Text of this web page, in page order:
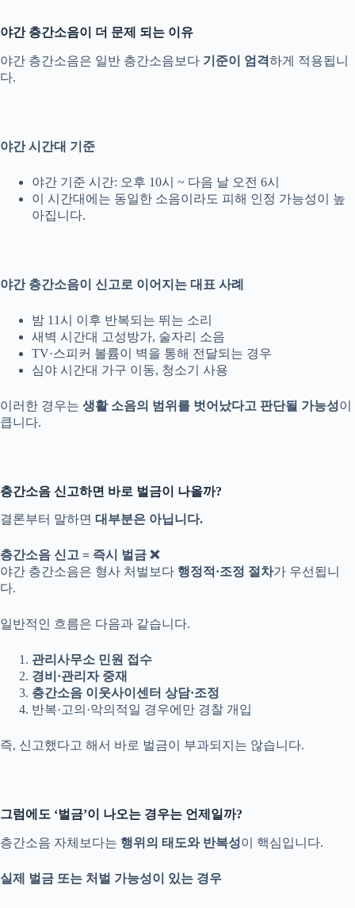
야간 층간소음이 더 문제 되는 이유
야간 층간소음은 일반 층간소음보다 기준이 엄격하게 적용됩니
다.
야간 시간대 기준
야간 기준 시간: 오후 10시 ~ 다음 날 오전 6시
이 시간대에는 동일한 소음이라도 피해 인정 가능성이 높
아집니다.
야간 층간소음이 신고로 이어지는 대표 사례
밤 11시 이후 반복되는 뛰는 소리
새벽 시간대 고성방가, 술자리 소음
TV·스피커 볼륨이 벽을 통해 전달되는 경우
심야 시간대 가구 이동, 청소기 사용
이러한 경우는 생활 소음의 범위를 벗어났다고 판단될 가능성이
큽니다.
층간소음 신고하면 바로 벌금이 나올까?
결론부터 말하면 대부분은 아닙니다.
층간소음 신고 = 즉시 벌금 ❌
야간 층간소음은 형사 처벌보다 행정적·조정 절차가 우선됩니
다.
일반적인 흐름은 다음과 같습니다.
관리사무소 민원 접수
경비·관리자 중재
층간소음 이웃사이센터 상담·조정
반복·고의·악의적일 경우에만 경찰 개입
즉, 신고했다고 해서 바로 벌금이 부과되지는 않습니다.
그럼에도 ‘벌금’이 나오는 경우는 언제일까?
층간소음 자체보다는 행위의 태도와 반복성이 핵심입니다.
실제 벌금 또는 처벌 가능성이 있는 경우